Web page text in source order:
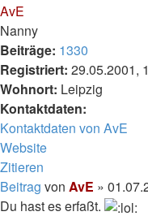
AvE
Nanny
Beiträge: 1330
Registriert: 29.05.2001,
Wohnort: Leipzig
Kontaktdaten:
Kontaktdaten von AvE
Website
Zitieren
Beitrag von AvE »
Du hast es erfaßt.